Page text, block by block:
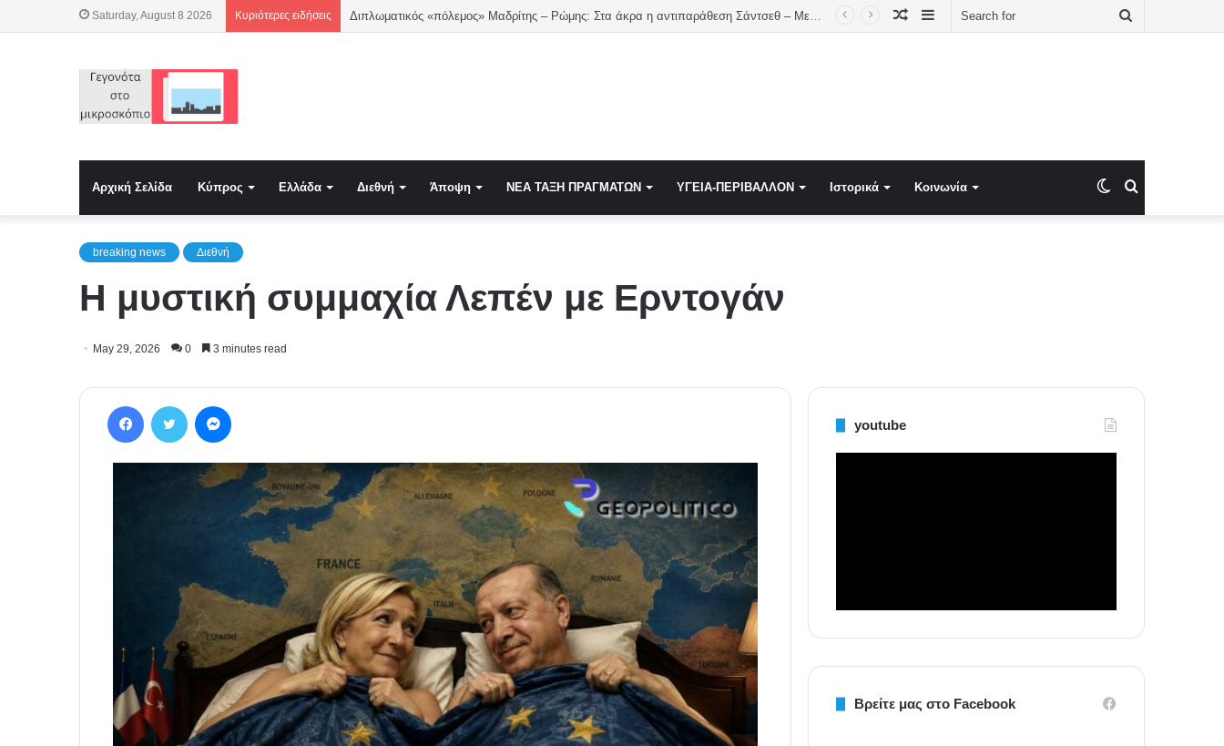
Saturday, August 8 2026 Κυριότερες ειδήσεις Διπλωματικός «πόλεμος» Μαδρίτης – Ρώμης: Στα άκρα η αντιπαράθεση Σάντσεθ – Μελόνι για το μεταναστευτικό Sidebar
Random
Αρχική Σελίδα Κύπρος Ελλάδα Διεθνή Άποψη NEA TAΞΗ ΠΡΑΓΜΑΤΩΝ ΥΓΕΙΑ-ΠΕΡΙΒΑΛΛΟΝ Ιστορικά Κοινωνία Switch
breaking news Διεθνή
Η μυστική συμμαχία Λεπέν με Ερντογάν
May 29, 2026 0 3 minutes read
youtube
Βρείτε μας στο Facebook